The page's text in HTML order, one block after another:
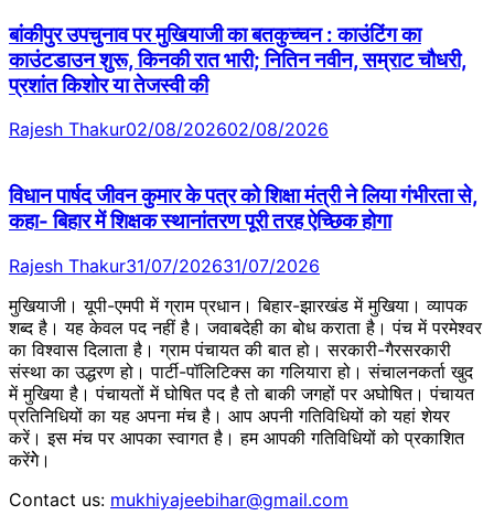
बांकीपुर उपचुनाव पर मुखियाजी का बतकुच्चन : काउंटिंग का
काउंटडाउन शुरू, किनकी रात भारी; नितिन नवीन, सम्राट चौधरी,
प्रशांत किशोर या तेजस्वी की
Rajesh Thakur02/08/202602/08/2026
विधान पार्षद जीवन कुमार के पत्र को शिक्षा मंत्री ने लिया गंभीरता से,
कहा- बिहार में शिक्षक स्थानांतरण पूरी तरह ऐच्छिक होगा
Rajesh Thakur31/07/202631/07/2026
मुखियाजी। यूपी-एमपी में ग्राम प्रधान। बिहार-झारखंड में मुखिया। व्यापक
शब्द है। यह केवल पद नहीं है। जवाबदेही का बोध कराता है। पंच में परमेश्वर
का विश्वास दिलाता है। ग्राम पंचायत की बात हो। सरकारी-गैरसरकारी
संस्था का उद्धरण हो। पार्टी-पॉलिटिक्स का गलियारा हो। संचालनकर्ता खुद
में मुखिया है। पंचायतों में घोषित पद है तो बाकी जगहों पर अघोषित। पंचायत
प्रतिनिधियों का यह अपना मंच है। आप अपनी गतिविधियों को यहां शेयर
करें। इस मंच पर आपका स्वागत है। हम आपकी गतिविधियों को प्रकाशित
करेंगेे।
Contact us: mukhiyajeebihar@gmail.com